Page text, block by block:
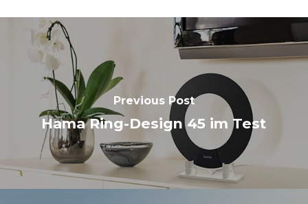
Previous Post
Hama Ring-Design 45 im Test